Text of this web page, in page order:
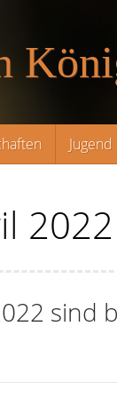
Jugend
2022
sind